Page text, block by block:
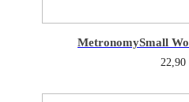
MetronomySmall
22,90